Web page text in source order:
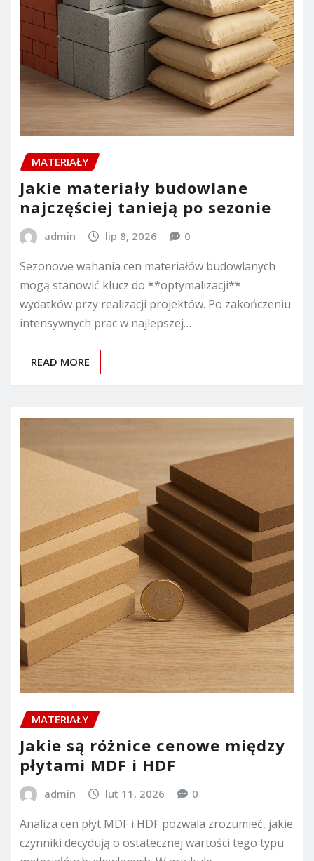
MATERIAŁY
Jakie materiały budowlane
najczęściej tanieją po sezonie
admin lip 8, 2026 0
Sezonowe wahania cen materiałów budowlanych
mogą stanowić klucz do **optymalizacji**
wydatków przy realizacji projektów. Po zakończeniu
intensywnych prac w najlepszej…
READ MORE
MATERIAŁY
Jakie są różnice cenowe między
płytami MDF i HDF
admin lut 11, 2026 0
Analiza cen płyt MDF i HDF pozwala zrozumieć, jakie
czynniki decydują o ostatecznej wartości tego typu